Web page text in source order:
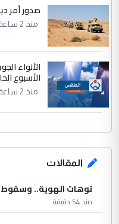
صدور أمر
منذ 2 ساعة
الأنواء
الأسبوع
منذ 2 ساعة
المقالات
توهات الهوية.. وسقوط
منذ 54 دقيقة